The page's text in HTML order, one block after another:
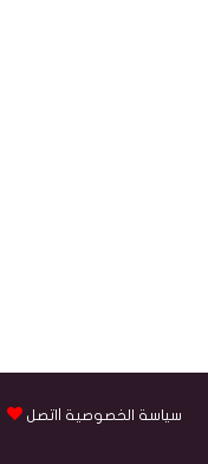
سياسة الخصوصية اتصل